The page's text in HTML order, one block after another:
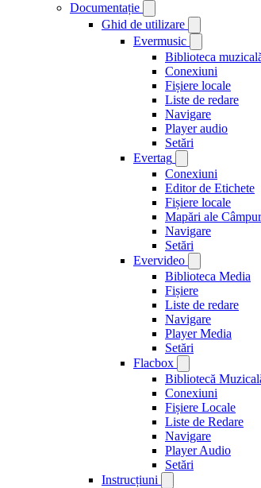
Documentație
Ghid de utilizare
Evermusic
Biblioteca
Conexiuni
Fișiere locale
Liste de redare
Navigare
Player audio
Setări
Evertag
Conexiuni
Editor de Etichete
Fișiere locale
Mapări ale
Navigare
Setări
Evervideo
Biblioteca Media
Fișiere
Liste de redare
Navigare
Player Media
Setări
Flacbox
Bibliotecă
Conexiuni
Fișiere Locale
Liste de Redare
Navigare
Player Audio
Setări
Instrucțiuni